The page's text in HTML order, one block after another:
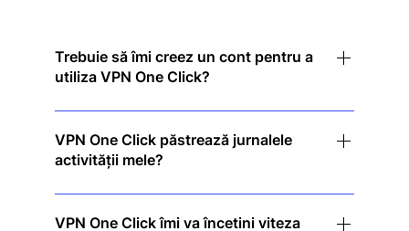
Trebuie să îmi creez un cont pentru a
utiliza VPN One Click?
Nu! Doar descărcați aplicația, atingeți pentru a vă
conecta și bucurați-vă de confidențialitate
instantanee - nu este necesară înregistrarea.
VPN One Click păstrează jurnalele
activității mele?
Nu. Urmăm o politică strictă de interzicere a
jurnalelor, ceea ce înseamnă că nu urmărim și nu
VPN One Click îmi va încetini viteza